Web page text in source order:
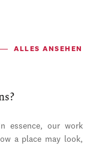
ALLES ANSEHEN
essence, our work
a place may look,